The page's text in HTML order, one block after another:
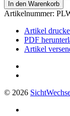
In den Warenkorb
Artikelnummer:
Artikel
PDF
Artikel
© 2026 Sicht